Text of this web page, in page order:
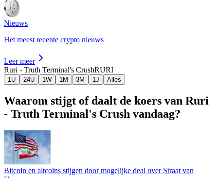
Nieuws
Het meest recente crypto nieuws
Leer meer
Ruri - Truth Terminal's CrushRURI
1U 24U 1W 1M 3M 1J Alles
Waarom stijgt of daalt de koers van Ruri
- Truth Terminal's Crush vandaag?
Bitcoin en altcoins stijgen door mogelijke deal over Straat van